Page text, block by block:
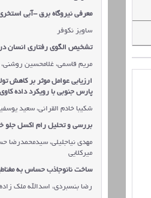
معرفی نیروگاه برق -آبی
ساویز نکوفر
تشخیص الگوی رفتاری انسان
مریم قاسمی، غلامحسین
پارس جنوبی با رویکرد داده کاوی
شکیبا خادم القرانی، سعید
بررسی و تحلیل رام اکسل جلو خودرو پژو 405 تحت ضربات
مهدی نیاجلیلی، سیدمحمدرضا
میرکلایی
ساخت نانوجاذب حساس به
رضا بنسبردی، اسدالله ملک زاده